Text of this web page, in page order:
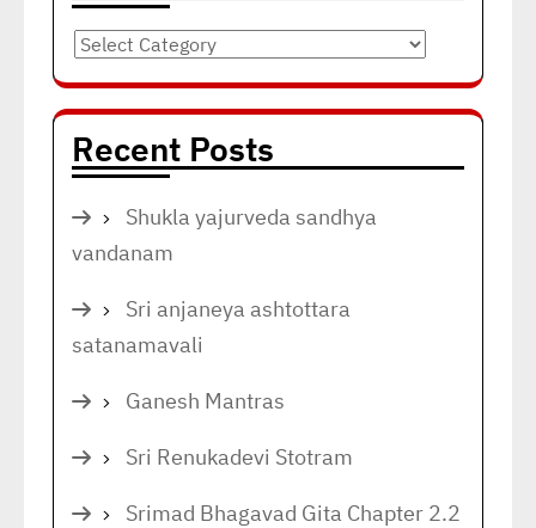
Categories
Recent Posts
Shukla yajurveda sandhya
vandanam
Sri anjaneya ashtottara
satanamavali
Ganesh Mantras
Sri Renukadevi Stotram
Srimad Bhagavad Gita Chapter 2.2